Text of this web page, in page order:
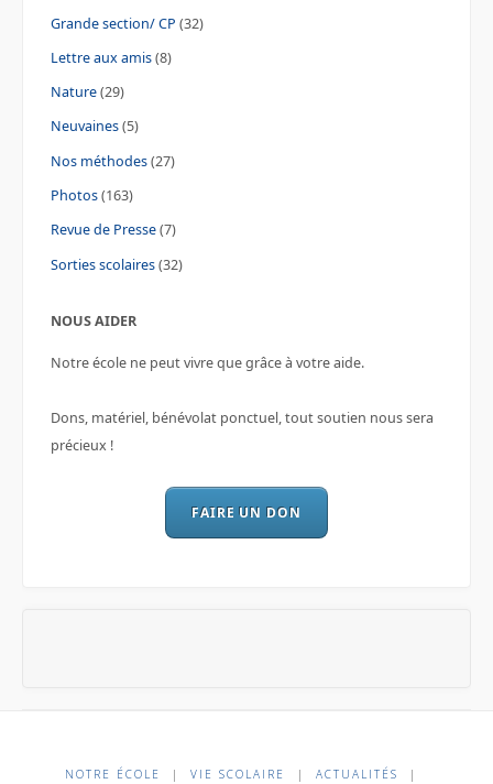
Grande section/ CP (32)
Lettre aux amis(8)
Nature(29)
Neuvaines(5)
Nos méthodes(27)
Photos(163)
Revue de Presse(7)
Sorties scolaires(32)
NOUS AIDER
Notre école ne peut vivre que grâce à votre aide.
Dons, matériel, bénévolat ponctuel, tout soutien nous sera
précieux !
FAIRE UN DON
NOTRE ÉCOLE | VIE SCOLAIRE | ACTUALITÉS |